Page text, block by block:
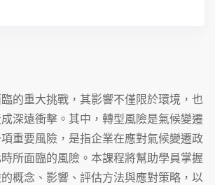
的重大挑戰，其影響不僅限於環境，也
深遠衝擊。其中，轉型風險是氣候變遷
重要風險，是指企業在應對氣候變遷政
所面臨的風險。本課程將幫助學員掌握
概念、影響、評估方法與應對策略，以